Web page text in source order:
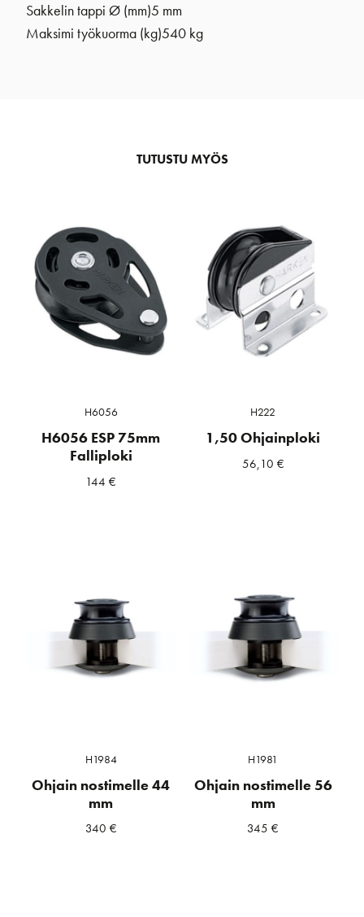
Sakkelin tappi Ø (mm)5 mm
Maksimi työkuorma (kg)540 kg
TUTUSTU MYÖS
H6056
H6056 ESP 75mm
Falliploki
144€
H222
1,50 Ohjainploki
56,10 €
H1984
Ohjain nostimelle 44
mm
340 €
H1981
Ohjain nostimelle 56
mm
345€